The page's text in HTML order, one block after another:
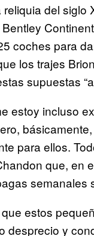
del siglo
coches para
los trajes
supuestas
estoy incluso
para ellos.
que, en
semanales
estos
desprecio y